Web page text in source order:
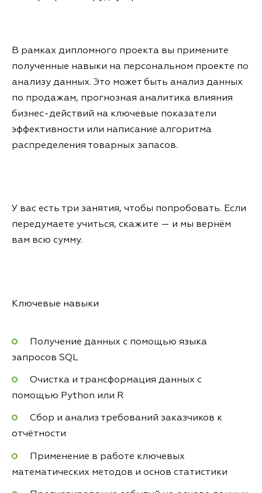
В рамках дипломного проекта вы примените
полученные навыки на персональном проекте по
анализу данных. Это может быть анализ данных
по продажам, прогнозная аналитика влияния
бизнес-действий на ключевые показатели
эффективности или написание алгоритма
распределения товарных запасов.
У вас есть три занятия, чтобы попробовать. Если
передумаете учиться, скажите — и мы вернём
вам всю сумму.
Ключевые навыки
Получение данных с помощью языка
запросов SQL
Очистка и трансформация данных с
помощью Python или R
Сбор и анализ требований заказчиков к
отчётности
Применение в работе ключевых
математических методов и основ статистики